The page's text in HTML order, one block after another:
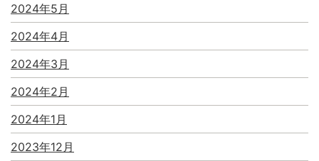
2024年5月
2024年4月
2024年3月
2024年2月
2024年1月
2023年12月